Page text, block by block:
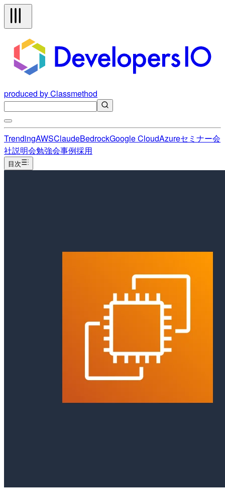
produced by Classmethod
TrendingAWSClaudeBedrockGoogle CloudAzureセミナー会
社説明会勉強会事例採用
目次